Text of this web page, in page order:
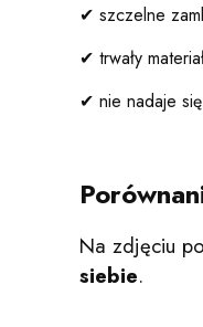
✔ szczelne
✔ trwały
✔ nie nadaje
Na zdjęciu
siebie.